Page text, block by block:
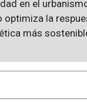
en el
la
más